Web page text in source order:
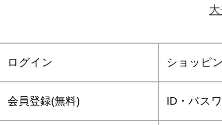
ログイン ショッピ
会員登録(無料) ID・パス